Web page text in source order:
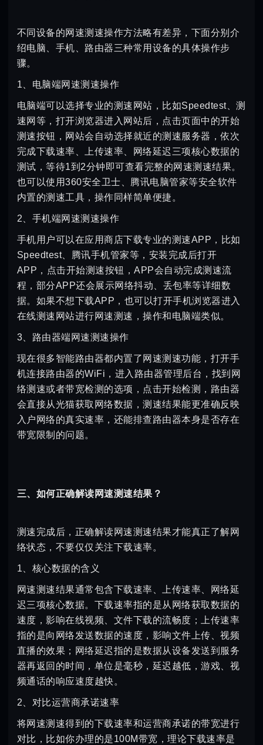
不同设备的网速测速操作方法略有差异，下面分别介
绍电脑、手机、路由器三种常用设备的具体操作步
骤。
1、电脑端网速测速操作
电脑端可以选择专业的测速网站，比如Speedtest、测
速网等，打开浏览器进入网站后，点击页面中的开始
测速按钮，网站会自动选择就近的测速服务器，依次
完成下载速率、上传速率、网络延迟三项核心数据的
测试，等待1到2分钟即可查看完整的网速测速结果。
也可以使用360安全卫士、腾讯电脑管家等安全软件
内置的测速工具，操作同样简单便捷。
2、手机端网速测速操作
手机用户可以在应用商店下载专业的测速APP，比如
Speedtest、腾讯手机管家等，安装完成后打开
APP，点击开始测速按钮，APP会自动完成测速流
程，部分APP还会展示网络抖动、丢包率等详细数
据。如果不想下载APP，也可以打开手机浏览器进入
在线测速网站进行网速测速，操作和电脑端类似。
3、路由器端网速测速操作
现在很多智能路由器都内置了网速测速功能，打开手
机连接路由器的WiFi，进入路由器管理后台，找到网
络测速或者带宽检测的选项，点击开始检测，路由器
会直接从光猫获取网络数据，测速结果能更准确反映
入户网络的真实速率，还能排查路由器本身是否存在
带宽限制的问题。
三、如何正确解读网速测速结果？
测速完成后，正确解读网速测速结果才能真正了解网
络状态，不要仅仅关注下载速率。
1、核心数据的含义
网速测速结果通常包含下载速率、上传速率、网络延
迟三项核心数据。下载速率指的是从网络获取数据的
速度，影响在线视频、文件下载的流畅度；上传速率
指的是向网络发送数据的速度，影响文件上传、视频
直播的效果；网络延迟指的是数据从设备发送到服务
器再返回的时间，单位是毫秒，延迟越低，游戏、视
频通话的响应速度越快。
2、对比运营商承诺速率
将网速测速得到的下载速率和运营商承诺的带宽进行
对比，比如你办理的是100M带宽，理论下载速率是